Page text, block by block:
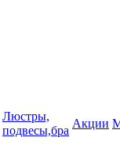
Люстры,
подвесы,бра
Акции